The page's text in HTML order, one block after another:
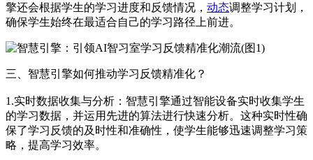
擎还会根据学生的学习进度和反馈情况， 动态调整学习计划，
确保学生始终在最适合自己的学习路径上前进。
三、智慧引擎如何推动学习反馈精准化？
1.实时数据收集与分析：智慧引擎通过智能设备实时收集学生
的学习数据，并运用先进的算法进行快速分析。这种实时性确
保了学习反馈的及时性和准确性，使学生能够迅速调整学习策
略，提高学习效率。